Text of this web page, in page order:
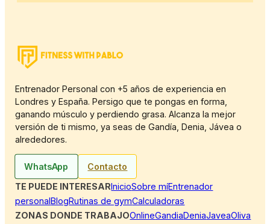
Entrenador Personal con +5 años de experiencia en
Londres y España. Persigo que te pongas en forma,
ganando músculo y perdiendo grasa. Alcanza la mejor
versión de ti mismo, ya seas de Gandía, Denia, Jávea o
alrededores.
WhatsApp
Contacto
TE PUEDE INTERESARInicioSobre míEntrenador
personalBlogRutinas de gymCalculadoras
ZONAS DONDE TRABAJOOnlineGandiaDeniaJaveaOliva